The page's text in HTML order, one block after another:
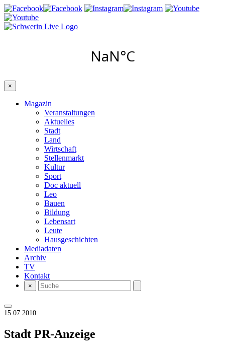
×
Magazin
Veranstaltungen
Aktuelles
Stadt
Land
Wirtschaft
Stellenmarkt
Kultur
Sport
Doc aktuell
Leo
Bauen
Bildung
Lebensart
Leute
Hausgeschichten
Mediadaten
Archiv
TV
Kontakt
×
15.07.2010
Stadt PR-Anzeige